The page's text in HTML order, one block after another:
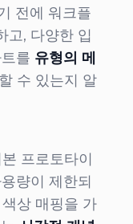
전에 워크플
고, 다양한 입
를 유형의 메
수 있는지 알
프로토타이
량이 제한되
상 매핑을 가